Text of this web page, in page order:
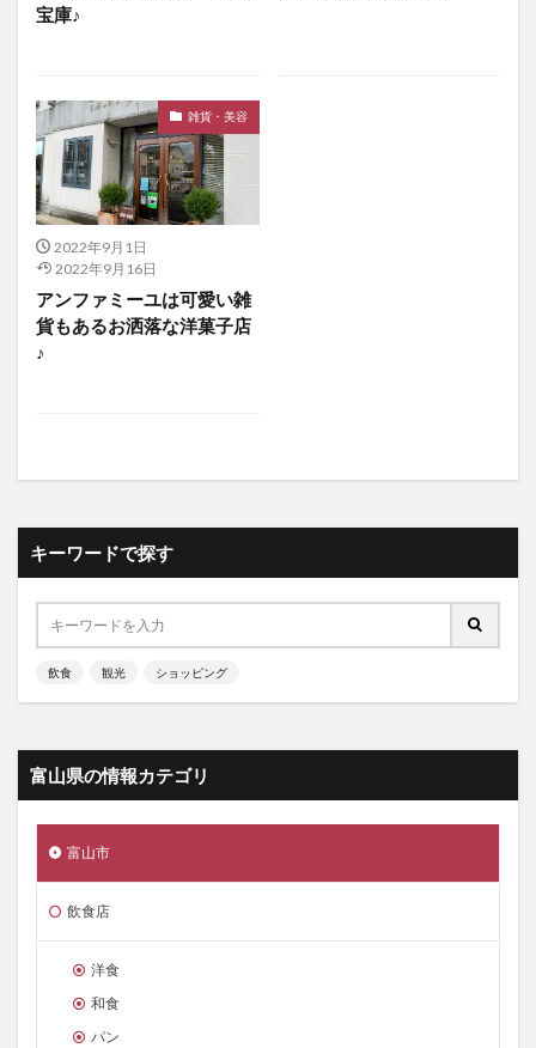
宝庫♪
雑貨・美容
2022年9月1日
2022年9月16日
アンファミーユは可愛い雑
貨もあるお洒落な洋菓子店
♪
キーワードで探す
飲食 観光 ショッピング
富山県の情報カテゴリ
富山市
飲食店
洋食
和食
パン